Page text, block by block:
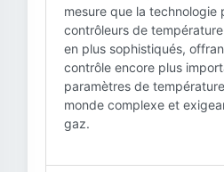
mesure que la technologie
contrôleurs de
en plus sophistiqués,
contrôle encore plus
paramètres de
monde complexe et
gaz.